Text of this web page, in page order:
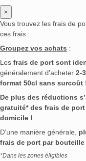
×
Vous trouvez les frais de
ces frais :
Groupez vos achats :
Les frais de port sont
généralement d’acheter 2-
format 50cl sans surcoût
De plus des réductions
gratuité* des frais de port
domicile !
D’une manière générale,
frais de port par
*Dans les zones éligibles